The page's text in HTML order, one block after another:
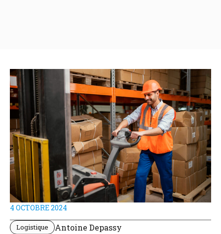
4 OCTOBRE 2024
Logistique Antoine Depassy